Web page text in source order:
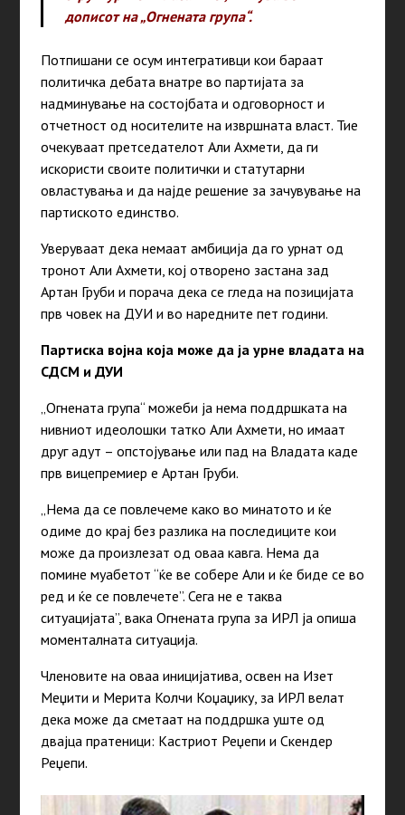
дописот на „Огнената група“.
Потпишани се осум интегративци кои бараат
политичка дебата внатре во партијата за
надминување на состојбата и одговорност и
отчетност од носителите на извршната власт. Тие
очекуваат претседателот Али Ахмети, да ги
искористи своите политички и статутарни
овластувања и да најде решение за зачувување на
партиското единство.
Уверуваат дека немаат амбиција да го урнат од
тронот Али Ахмети, кој отворено застана зад
Артан Груби и порача дека се гледа на позицијата
прв човек на ДУИ и во наредните пет години.
Партиска војна која може да ја урне владата на
СДСМ и ДУИ
„Огнената група“ можеби ја нема поддршката на
нивниот идеолошки татко Али Ахмети, но имаат
друг адут – опстојување или пад на Владата каде
прв вицепремиер е Артан Груби.
„Нема да се повлечеме како во минатото и ќе
одиме до крај без разлика на последиците кои
може да произлезат од оваа кавга. Нема да
помине муабетот “ќе ве собере Али и ќе биде се во
ред и ќе се повлечете”. Сега не е таква
ситуацијата”, вака Огнената група за ИРЛ ја опиша
моменталната ситуација.
Членовите на оваа иницијатива, освен на Изет
Меџити и Мерита Колчи Коџаџику, за ИРЛ велат
дека може да сметаат на поддршка уште од
двајца пратеници: Кастриот Реџепи и Скендер
Реџепи.